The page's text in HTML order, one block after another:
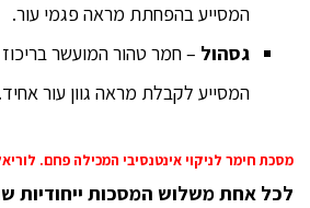
המסייע בהפחתת מראה פגמי עור.
גסהול – חמר טהור המועשר
המסייע לקבלת מראה גוון עור אחיד.
מסכת חימר לניקוי אינטנסיבי המכילה פחם.
לכל אחת משלוש המסכות ייחודיות